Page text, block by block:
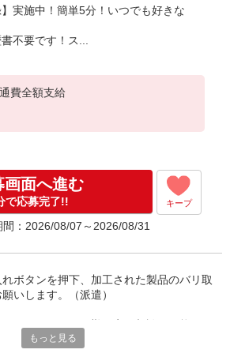
】実施中！簡単5分！いつでも好きな
不要です！ス...
費全額支給
画面へ進む
で応募完了!! キープ
間：2026/08/07～2026/08/31
ボタンを押下、加工された製品のバリ取
いします。（派遣）
もっと見る